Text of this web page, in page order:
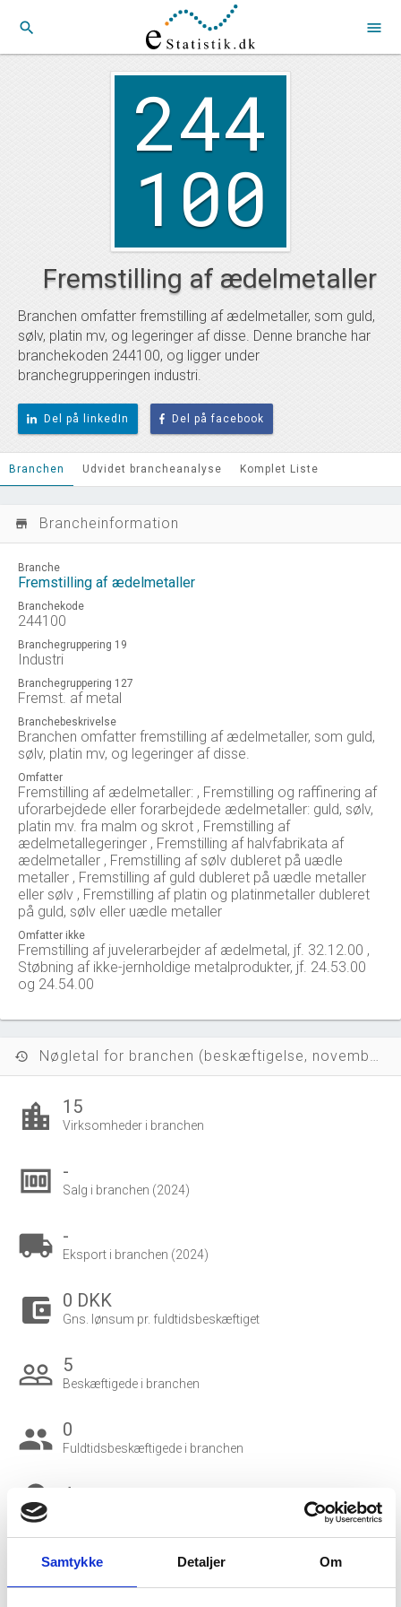
Samtykke Detaljer Om
search menu
244
100
Fremstilling af ædelmetaller
Branchen omfatter fremstilling af ædelmetaller, som guld,
sølv, platin mv, og legeringer af disse. Denne branche har
branchekoden 244100, og ligger under
branchegrupperingen industri.
Del på linkedIn Del på facebook
Branchen Udvidet brancheanalyse Komplet Liste
store_mall_directory Brancheinformation
Branche
Fremstilling af ædelmetaller
Branchekode
244100
Branchegruppering 19
Industri
Branchegruppering 127
Fremst. af metal
Branchebeskrivelse
Branchen omfatter fremstilling af ædelmetaller, som guld,
sølv, platin mv, og legeringer af disse.
Omfatter
Fremstilling af ædelmetaller: , Fremstilling og raffinering af
uforarbejdede eller forarbejdede ædelmetaller: guld, sølv,
platin mv. fra malm og skrot , Fremstilling af
ædelmetallegeringer , Fremstilling af halvfabrikata af
ædelmetaller , Fremstilling af sølv dubleret på uædle
metaller , Fremstilling af guld dubleret på uædle metaller
eller sølv , Fremstilling af platin og platinmetaller dubleret
på guld, sølv eller uædle metaller
Omfatter ikke
Fremstilling af juvelerarbejder af ædelmetal, jf. 32.12.00 ,
Støbning af ikke-jernholdige metalprodukter, jf. 24.53.00
og 24.54.00
history Nøgletal for branchen (beskæftigelse, november 2023)
location_city 15
Virksomheder i branchen
money -
Salg i branchen (2024)
local_shipping -
Eksport i branchen (2024)
account_balance_wallet 0 DKK
Gns. lønsum pr. fuldtidsbeskæftiget
people_outline 5
Beskæftigede i branchen
group 0
Fuldtidsbeskæftigede i branchen
4
1